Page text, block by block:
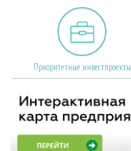
Приоритетные инвестпроекты